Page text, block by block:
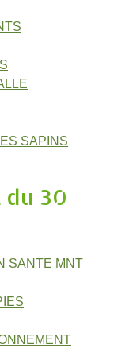
SAPINS
30
SANTE MNT